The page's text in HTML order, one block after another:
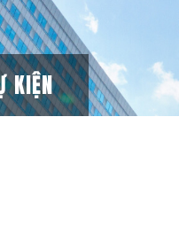
KIỆN